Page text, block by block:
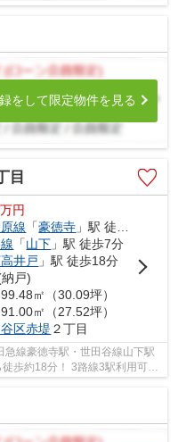
をして限定物件を見る
目
万円
線 「豪徳寺 」駅 徒歩7分
「山下 」駅 徒歩7分
井戸 」駅 徒歩18分
戸)
㎡（30.09坪）
㎡（27.52坪）
区赤堤 ２丁目
線豪徳寺駅・世田谷線山下駅
歩約18分！ 3路線3駅利用可能